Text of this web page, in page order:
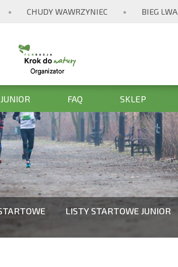
● CHUDY WAWRZYNIEC ● BIEG LWA
FAQ SKLEP
LISTY STARTOWE JUNIOR